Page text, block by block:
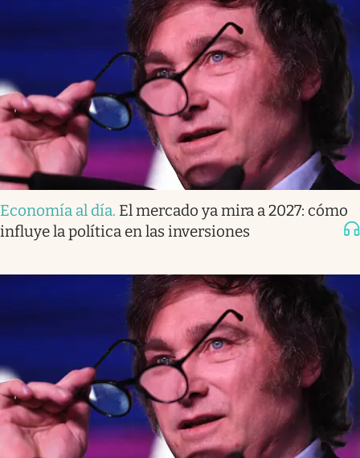
Economía al día. El mercado ya mira a 2027: cómo
influye la política en las inversiones